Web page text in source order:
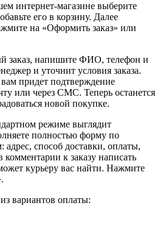
интернет-магазине выберите
его в корзину. Далее
на «Оформить заказ» или
заказ, напишите ФИО, телефон и
и уточнит условия заказа.
вам придет подтверждение
или через СМС. Теперь останется
новой покупке.
режиме выглядит
полностью форму по
адрес, способ доставки, оплаты,
к заказу написать
курьеру вас найти. Нажмите
вариантов оплаты: